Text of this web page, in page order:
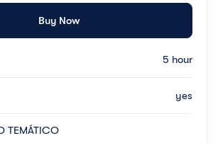
Buy Now
5 hour
yes
TEMÁTICO